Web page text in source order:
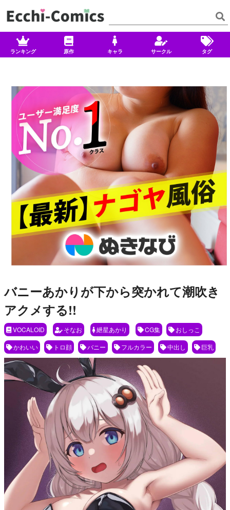
ランキング 原作 キャラ サークル タグ
バニーあかりが下から突かれて潮吹き
アクメする!!
VOCALOID そなお 紲星あかり CG集
おしっこ
かわいい
トロ顔 バニー フルカラー 中出し 巨乳